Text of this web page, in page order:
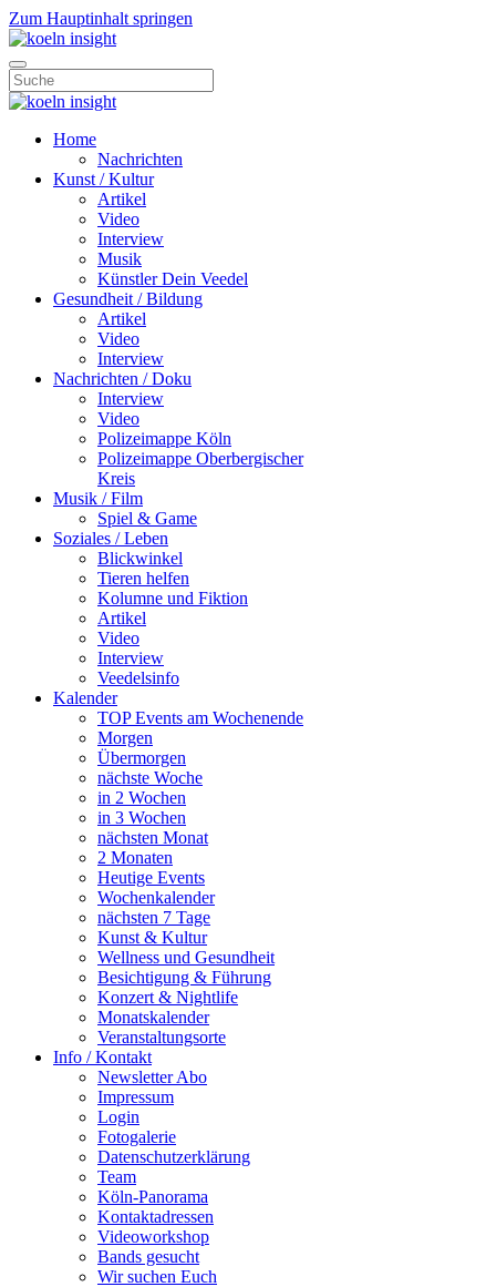
Zum Hauptinhalt springen
Home
Nachrichten
Kunst / Kultur
Artikel
Video
Interview
Musik
Künstler Dein Veedel
Gesundheit / Bildung
Artikel
Video
Interview
Nachrichten / Doku
Interview
Video
Polizeimappe Köln
Polizeimappe Oberbergischer
Kreis
Musik / Film
Spiel & Game
Soziales / Leben
Blickwinkel
Tieren helfen
Kolumne und Fiktion
Artikel
Video
Interview
Veedelsinfo
Kalender
TOP Events am Wochenende
Morgen
Übermorgen
nächste Woche
in 2 Wochen
in 3 Wochen
nächsten Monat
2 Monaten
Heutige Events
Wochenkalender
nächsten 7 Tage
Kunst & Kultur
Wellness und Gesundheit
Besichtigung & Führung
Konzert & Nightlife
Monatskalender
Veranstaltungsorte
Info / Kontakt
Newsletter Abo
Impressum
Login
Fotogalerie
Datenschutzerklärung
Team
Köln-Panorama
Kontaktadressen
Videoworkshop
Bands gesucht
Wir suchen Euch